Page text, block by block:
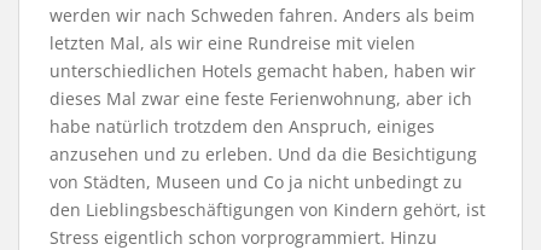
werden wir nach Schweden fahren. Anders als beim
letzten Mal, als wir eine Rundreise mit vielen
unterschiedlichen Hotels gemacht haben, haben wir
dieses Mal zwar eine feste Ferienwohnung, aber ich
habe natürlich trotzdem den Anspruch, einiges
anzusehen und zu erleben. Und da die Besichtigung
von Städten, Museen und Co ja nicht unbedingt zu
den Lieblingsbeschäftigungen von Kindern gehört, ist
Stress eigentlich schon vorprogrammiert. Hinzu